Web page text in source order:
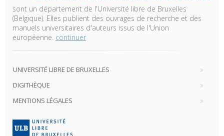
sont un département de l'Université libre de Bruxelles
(Belgique). Elles publient des ouvrages de recherche et des
manuels universitaires d'auteurs issus de l'Union
européenne. continuer
UNIVERSITÉ LIBRE DE BRUXELLES
DIGITHÈQUE
MENTIONS LÉGALES